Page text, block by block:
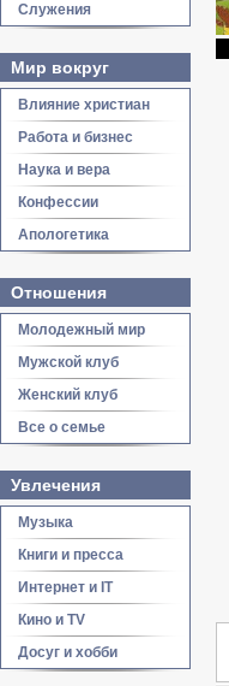
Служения
Мир вокруг
Влияние христиан
Работа и бизнес
Наука и вера
Конфессии
Апологетика
Отношения
Молодежный мир
Мужской клуб
Женский клуб
Все о семье
Увлечения
Музыка
Книги и пресса
Интернет и IT
Кино и TV
Досуг и хобби